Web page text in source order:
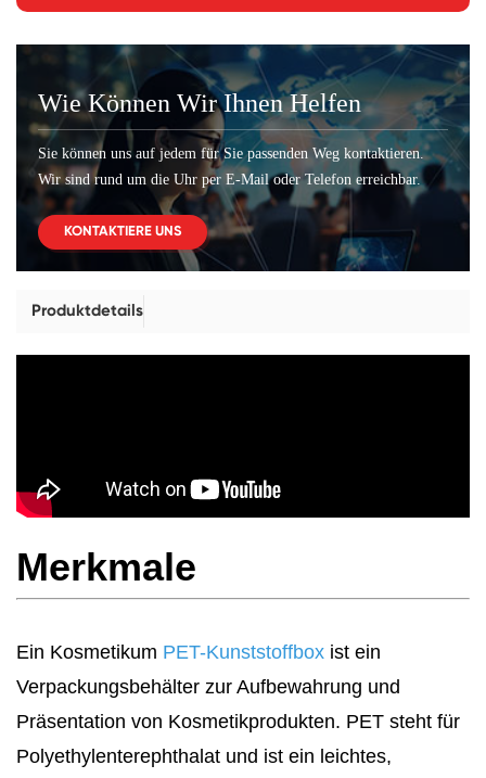
Wie Können Wir Ihnen Helfen
Sie können uns auf jedem für Sie passenden Weg kontaktieren.
Wir sind rund um die Uhr per E-Mail oder Telefon erreichbar.
KONTAKTIERE UNS
Produktdetails
Merkmale
Ein Kosmetikum PET-Kunststoffbox ist ein
Verpackungsbehälter zur Aufbewahrung und
Präsentation von Kosmetikprodukten. PET steht für
Polyethylenterephthalat und ist ein leichtes,